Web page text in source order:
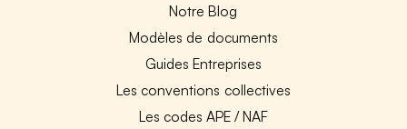
Notre Blog
Modèles de documents
Guides Entreprises
Les conventions collectives
Les codes APE / NAF